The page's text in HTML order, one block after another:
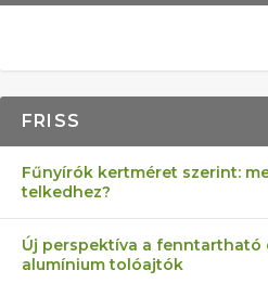
FRISS
Fűnyírók kertméret szerint:
telkedhez?
Új perspektíva a fenntartható
alumínium tolóajtók